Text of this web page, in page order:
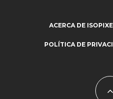
ACERCA DE
POLÍTICA DE